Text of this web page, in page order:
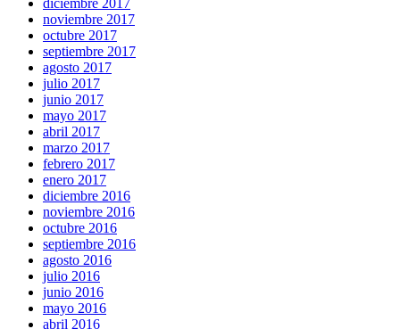
diciembre 2017
noviembre 2017
octubre 2017
septiembre 2017
agosto 2017
julio 2017
junio 2017
mayo 2017
abril 2017
marzo 2017
febrero 2017
enero 2017
diciembre 2016
noviembre 2016
octubre 2016
septiembre 2016
agosto 2016
julio 2016
junio 2016
mayo 2016
abril 2016